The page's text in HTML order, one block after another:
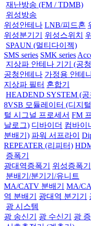
재난방송 (FM / TDMB)
위성방송
위성안테나 LNB/피드혼
위성분기기
위성스위치
SPAUN (멀티다이젝)
SMS series SMK series
지상파 안테나 기기 (공
공청안테나 가정용 안테
지상파 필터 혼합기
HEADEND SYSTEM (공
8VSB 모듈레이터 (디지
털 시그널 프로세서 FM
날로그) 디바이더 컴바이
분배기) 파워 서프라이
REPEATER (리피터)
증폭기
광대역증폭기
위성증폭기
분배기/분기기/유니트
MA/CATV 분배기
MA/
역 분배기
광대역 분기기
광 시스템
광 송신기
광 수신기 광